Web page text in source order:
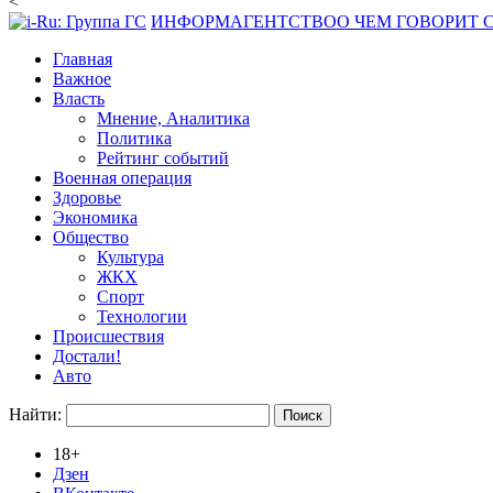
ИНФОРМАГЕНТСТВОО ЧЕМ ГОВОРИТ
Главная
Важное
Власть
Мнение, Аналитика
Политика
Рейтинг событий
Военная операция
Здоровье
Экономика
Общество
Культура
ЖКХ
Спорт
Технологии
Происшествия
Достали!
Авто
Найти:
18+
Дзен